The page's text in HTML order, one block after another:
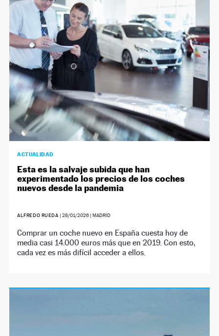
SÍGUENOS
ACTUALIDAD
Esta es la salvaje subida que han
experimentado los precios de los coches
nuevos desde la pandemia
ALFREDO RUEDA |28/01/2026 | MADRID
Comprar un coche nuevo en España cuesta hoy de
media casi 14.000 euros más que en 2019. Con esto,
cada vez es más difícil acceder a ellos.